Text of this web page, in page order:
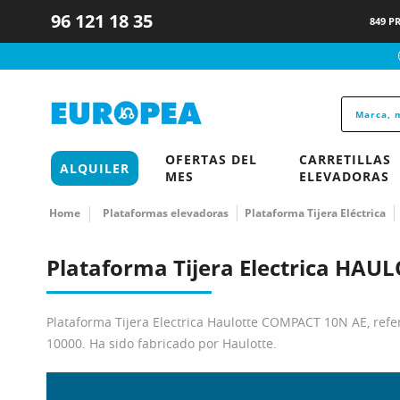
96 121 18 35 849
ALQUILER
OFERTAS DEL
MES
CARRETILLAS
ELEVADORAS
Home Plataformas elevadoras Plataforma Tijera Eléctrica
Plataforma Tijera Electrica
Plataforma Tijera Electrica Haulotte COMPACT 10N AE,
10000. Ha sido fabricado por Haulotte.